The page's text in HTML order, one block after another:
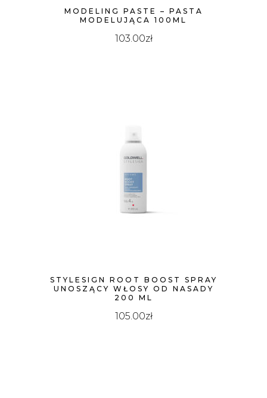
MODELING PASTE – PASTA
MODELUJĄCA 100ML
103.00zł
STYLESIGN ROOT BOOST SPRAY
UNOSZĄCY WŁOSY OD NASADY
200 ML
105.00zł